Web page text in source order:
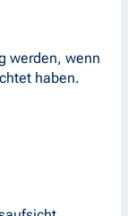
werden, wenn
haben.